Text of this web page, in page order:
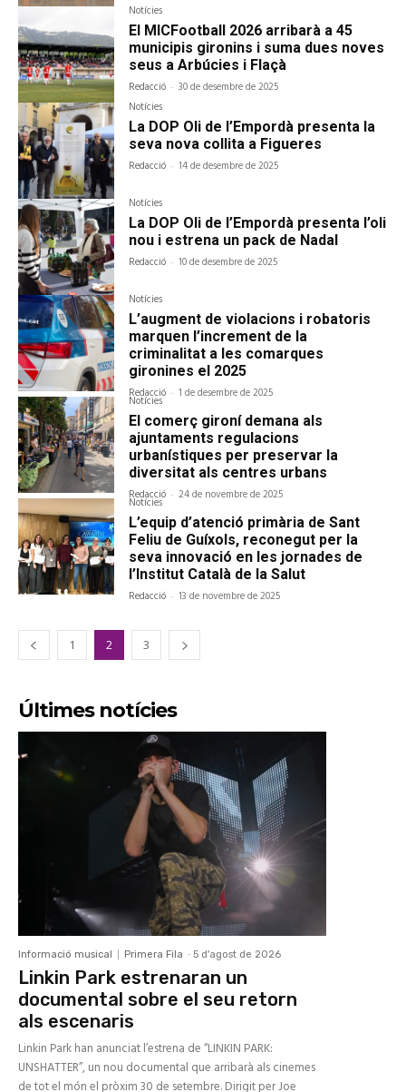
Notícies
El MICFootball 2026 arribarà a 45
municipis gironins i suma dues noves
seus a Arbúcies i Flaçà
Redacció - 30 de desembre de 2025
Notícies
La DOP Oli de l’Empordà presenta la
seva nova collita a Figueres
Redacció - 14 de desembre de 2025
Notícies
La DOP Oli de l’Empordà presenta l’oli
nou i estrena un pack de Nadal
Redacció - 10 de desembre de 2025
Notícies
L’augment de violacions i robatoris
marquen l’increment de la
criminalitat a les comarques
gironines el 2025
Redacció - 1 de desembre de 2025
Notícies
El comerç gironí demana als
ajuntaments regulacions
urbanístiques per preservar la
diversitat als centres urbans
Redacció - 24 de novembre de 2025
Notícies
L’equip d’atenció primària de Sant
Feliu de Guíxols, reconegut per la
seva innovació en les jornades de
l’Institut Català de la Salut
Redacció - 13 de novembre de 2025
1 2 3
Últimes notícies
Informació musical Primera Fila - 5 d'agost de 2026
Linkin Park estrenaran un
documental sobre el seu retorn
als escenaris
Linkin Park han anunciat l’estrena de “LINKIN PARK:
UNSHATTER”, un nou documental que arribarà als cinemes
de tot el món el pròxim 30 de setembre. Dirigit per Joe